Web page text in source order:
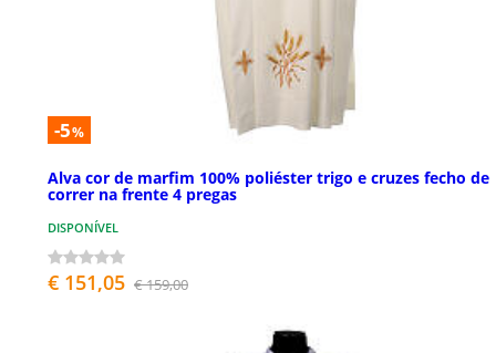
-5%
Alva cor de marfim 100% poliéster trigo e cruzes fecho de
correr na frente 4 pregas
DISPONÍVEL
€ 151,05 € 159,00